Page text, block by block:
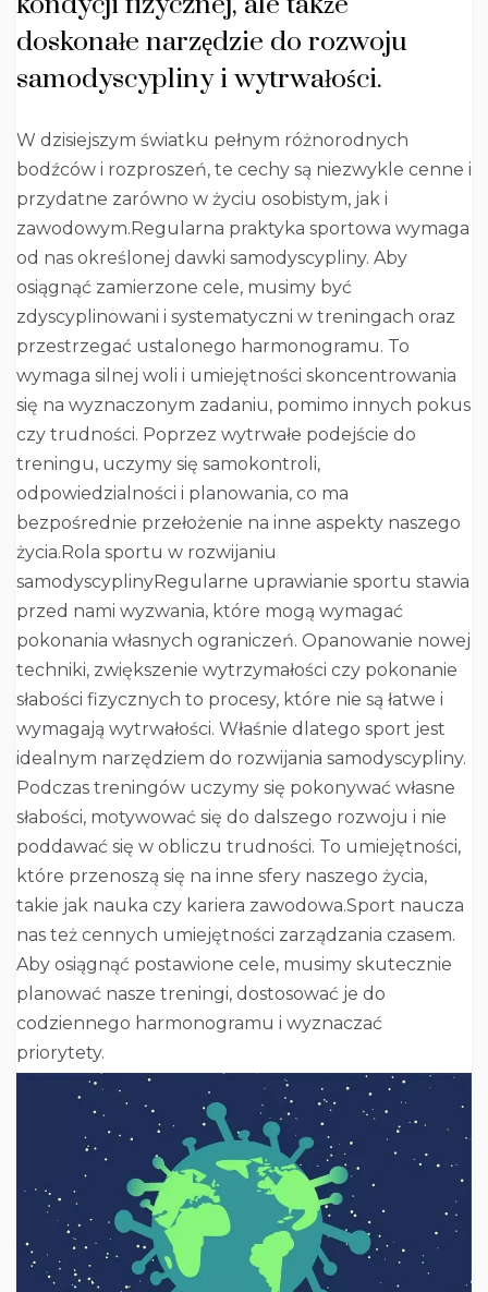
doskonałe narzędzie do rozwoju
samodyscypliny i wytrwałości.
W dzisiejszym światku pełnym różnorodnych
bodźców i rozproszeń, te cechy są niezwykle cenne i
przydatne zarówno w życiu osobistym, jak i
zawodowym.Regularna praktyka sportowa wymaga
od nas określonej dawki samodyscypliny. Aby
osiągnąć zamierzone cele, musimy być
zdyscyplinowani i systematyczni w treningach oraz
przestrzegać ustalonego harmonogramu. To
wymaga silnej woli i umiejętności skoncentrowania
się na wyznaczonym zadaniu, pomimo innych pokus
czy trudności. Poprzez wytrwałe podejście do
treningu, uczymy się samokontroli,
odpowiedzialności i planowania, co ma
bezpośrednie przełożenie na inne aspekty naszego
życia.Rola sportu w rozwijaniu
samodyscyplinyRegularne uprawianie sportu stawia
przed nami wyzwania, które mogą wymagać
pokonania własnych ograniczeń. Opanowanie nowej
techniki, zwiększenie wytrzymałości czy pokonanie
słabości fizycznych to procesy, które nie są łatwe i
wymagają wytrwałości. Właśnie dlatego sport jest
idealnym narzędziem do rozwijania samodyscypliny.
Podczas treningów uczymy się pokonywać własne
słabości, motywować się do dalszego rozwoju i nie
poddawać się w obliczu trudności. To umiejętności,
które przenoszą się na inne sfery naszego życia,
takie jak nauka czy kariera zawodowa.Sport naucza
nas też cennych umiejętności zarządzania czasem.
Aby osiągnąć postawione cele, musimy skutecznie
planować nasze treningi, dostosować je do
codziennego harmonogramu i wyznaczać
priorytety.